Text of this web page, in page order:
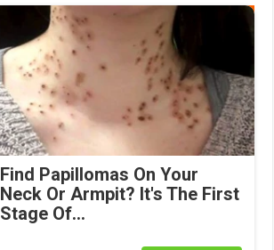
Find Papillomas On Your
Neck Or Armpit? It's The First
Stage Of...